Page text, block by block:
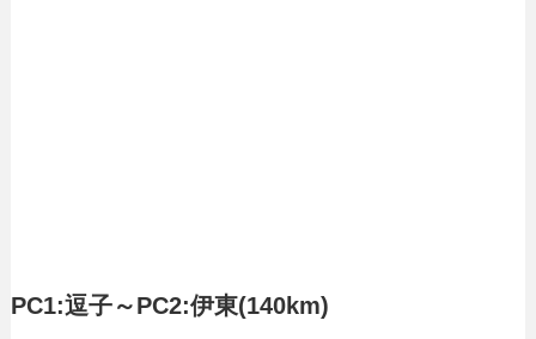
PC1:逗子～PC2:伊東(140km)